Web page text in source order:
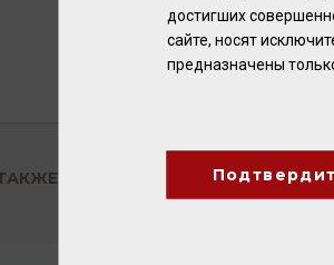
ПОНРАВИТСЯ
достигших
сайте, носят
предназначены